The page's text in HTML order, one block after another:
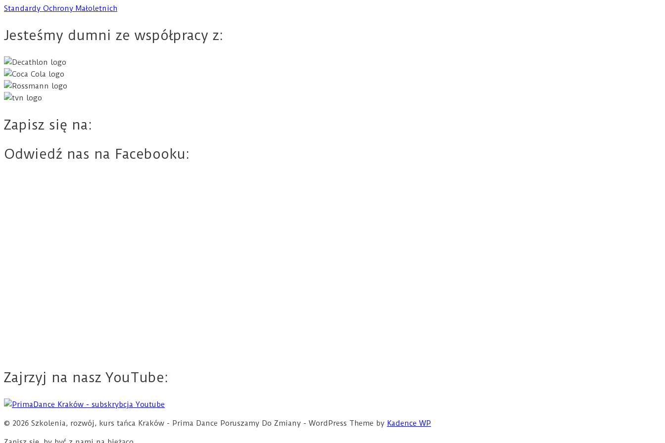
Standardy Ochrony Małoletnich
Jesteśmy dumni ze współpracy z:
Zapisz się na:
Odwiedź nas na Facebooku:
Zajrzyj na nasz YouTube:
© 2026 Szkolenia, rozwój, kurs tańca Kraków - Prima Dance Poruszamy Do Zmiany - WordPress Theme by Kadence WP